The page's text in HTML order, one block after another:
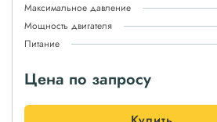
Максимальное давление
Мощность двигателя
Питание
Цена по запросу